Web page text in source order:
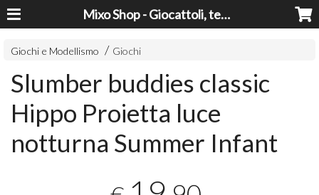
Mixo Shop - Giocattoli, tecnologia, casa e giardino a prezzi super!
Giochi e Modellismo Giochi
Slumber buddies classic
Hippo Proietta luce
notturna Summer Infant